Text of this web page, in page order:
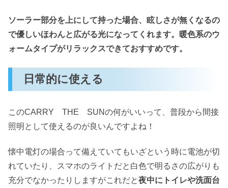
ソーラー部分を上にして持った場合、眩しさが無くなるの
で優しいほわんと広がる光になってくれます。暖色系のウ
ォームタイプがリラックスできておすすめです。
日常的に使える
このCARRY THE SUNの何がいいって、普段から間接
照明として使えるのが良いんですよね！
懐中電灯の場合って備えていてもいざという時に電池が切
れていたり、スマホのライトだと白色で明るさの広がりも
充分でなかったりしますがこれだと夜中にトイレや洗面台